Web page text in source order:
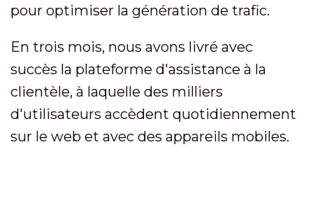
pour optimiser la génération de trafic.
En trois mois, nous avons livré avec
succès la plateforme d'assistance à la
clientèle, à laquelle des milliers
d'utilisateurs accèdent quotidiennement
sur le web et avec des appareils mobiles.